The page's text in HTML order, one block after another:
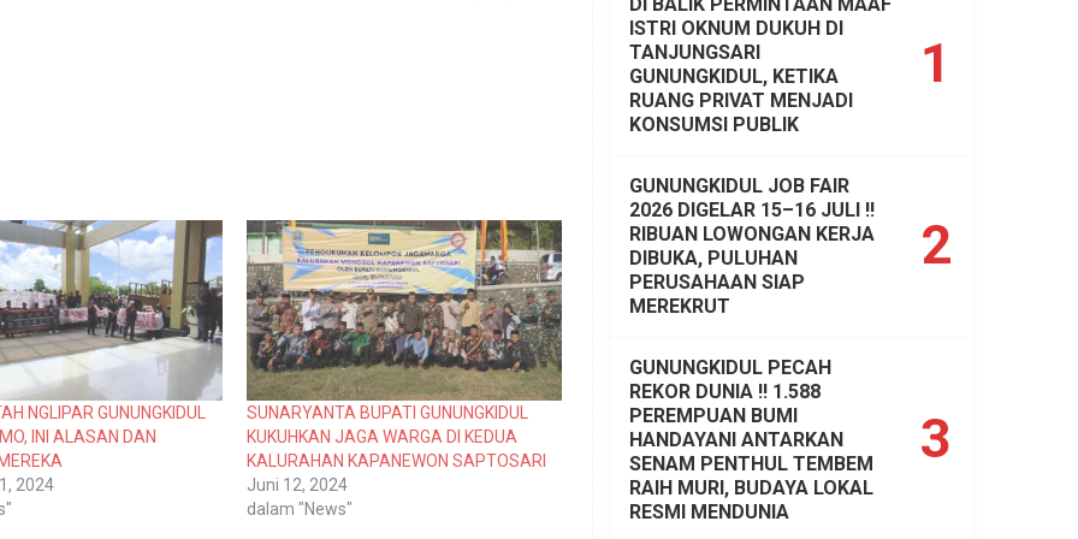
NGLIPAR GUNUNGKIDUL
INI ALASAN DAN
2024
SUNARYANTA BUPATI GUNUNGKIDUL
KUKUHKAN JAGA WARGA DI KEDUA
KALURAHAN KAPANEWON SAPTOSARI
Juni 12, 2024
dalam "News"
1
ISTRI OKNUM DUKUH DI
TANJUNGSARI
GUNUNGKIDUL, KETIKA
RUANG PRIVAT MENJADI
KONSUMSI PUBLIK
2
GUNUNGKIDUL JOB FAIR
2026 DIGELAR 15–16 JULI !!
RIBUAN LOWONGAN KERJA
DIBUKA, PULUHAN
PERUSAHAAN SIAP
MEREKRUT
3
GUNUNGKIDUL PECAH
REKOR DUNIA !! 1.588
PEREMPUAN BUMI
HANDAYANI ANTARKAN
SENAM PENTHUL TEMBEM
RAIH MURI, BUDAYA LOKAL
RESMI MENDUNIA